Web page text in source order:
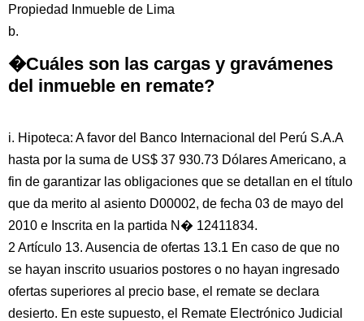
Propiedad Inmueble de Lima
b.
�Cuáles son las cargas y gravámenes
del inmueble en remate?
i. Hipoteca: A favor del Banco Internacional del Perú S.A.A
hasta por la suma de US$ 37 930.73 Dólares Americano, a
fin de garantizar las obligaciones que se detallan en el título
que da merito al asiento D00002, de fecha 03 de mayo del
2010 e Inscrita en la partida N� 12411834.
2 Artículo 13. Ausencia de ofertas 13.1 En caso de que no
se hayan inscrito usuarios postores o no hayan ingresado
ofertas superiores al precio base, el remate se declara
desierto. En este supuesto, el Remate Electrónico Judicial